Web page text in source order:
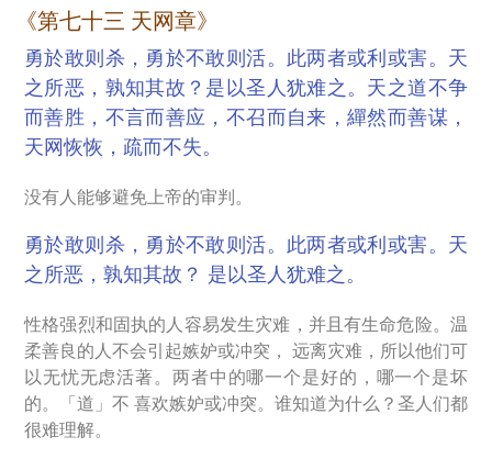
《第七十三 天网章》
勇於敢则杀，勇於不敢则活。此两者或利或害。天
之所恶，孰知其故？是以圣人犹难之。天之道不争
而善胜，不言而善应，不召而自来，繟然而善谋，
天网恢恢，疏而不失。
没有人能够避免上帝的审判。
勇於敢则杀，勇於不敢则活。此两者或利或害。天
之所恶，孰知其故？ 是以圣人犹难之。
性格强烈和固执的人容易发生灾难，并且有生命危险。温
柔善良的人不会引起嫉妒或冲突， 远离灾难，所以他们可
以无忧无虑活著。两者中的哪一个是好的，哪一个是坏
的。「道」不 喜欢嫉妒或冲突。谁知道为什么？圣人们都
很难理解。